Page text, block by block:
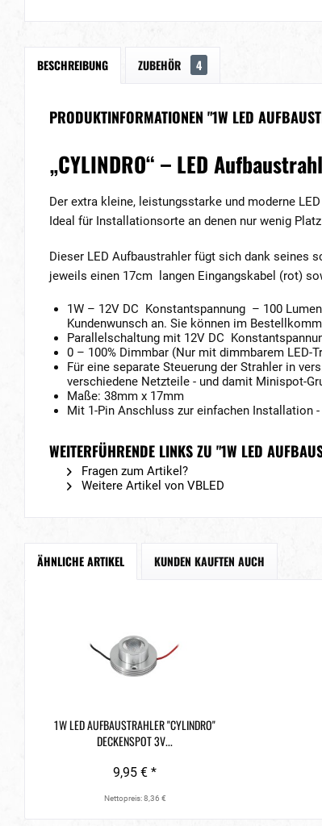
BESCHREIBUNG ZUBEHÖR 4
PRODUKTINFORMATIONEN "1W LED
„CYLINDRO“ – LED
Der extra kleine, leistungsstarke und moderne
Ideal für Installationsorte an denen nur wenig
Dieser LED Aufbaustrahler fügt sich dank seines
jeweils einen 17cm langen Eingangskabel (rot)
1W – 12V DC Konstantspannung – 100
Kundenwunsch an. Sie können im
Parallelschaltung mit 12V DC
0 – 100% Dimmbar (Nur mit dimmbarem LED-
Für eine separate Steuerung der Strahler in
verschiedene Netzteile - und damit Minispot-
Maße: 38mm x 17mm
Mit 1-Pin Anschluss zur einfachen Installation
WEITERFÜHRENDE LINKS ZU "1W LED
Fragen zum Artikel?
Weitere Artikel von VBLED
ÄHNLICHE ARTIKEL KUNDEN KAUFTEN AUCH
1W LED AUFBAUSTRAHLER "CYLINDRO"
DECKENSPOT 3V...
9,95 € *
Nettopreis: 8,36 €